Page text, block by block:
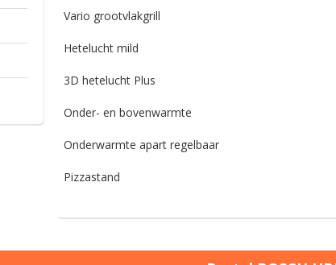
Vario grootvlakgrill
Hetelucht mild
3D hetelucht Plus
Onder- en bovenwarmte
Onderwarmte apart regelbaar
Pizzastand